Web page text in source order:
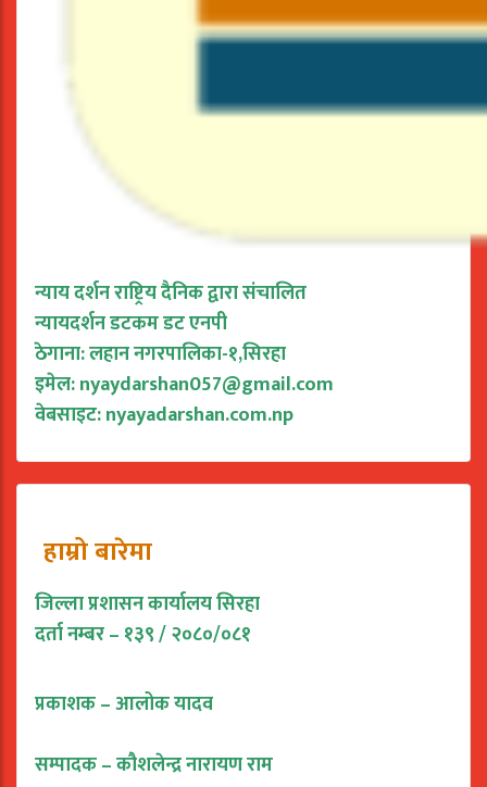
न्याय दर्शन राष्ट्रिय दैनिक द्वारा संचालित
न्यायदर्शन डटकम डट एनपी
ठेगाना: लहान नगरपालिका-१,सिरहा
इमेल:nyaydarshan057@gmail.com
वेबसाइट: nyayadarshan.com.np
हाम्रो बारेमा
जिल्ला प्रशासन कार्यालय सिरहा
दर्ता नम्बर – १३९ / २०८०/०८१
प्रकाशक – आलोक यादव
सम्पादक – कौशलेन्द्र नारायण राम